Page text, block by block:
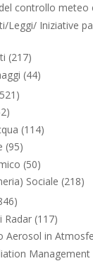
controllo meteo
Leggi/ Iniziative
(217)
(44)
(114)
(95)
(50)
Sociale (218)
Radar (117)
Aerosol in
Management